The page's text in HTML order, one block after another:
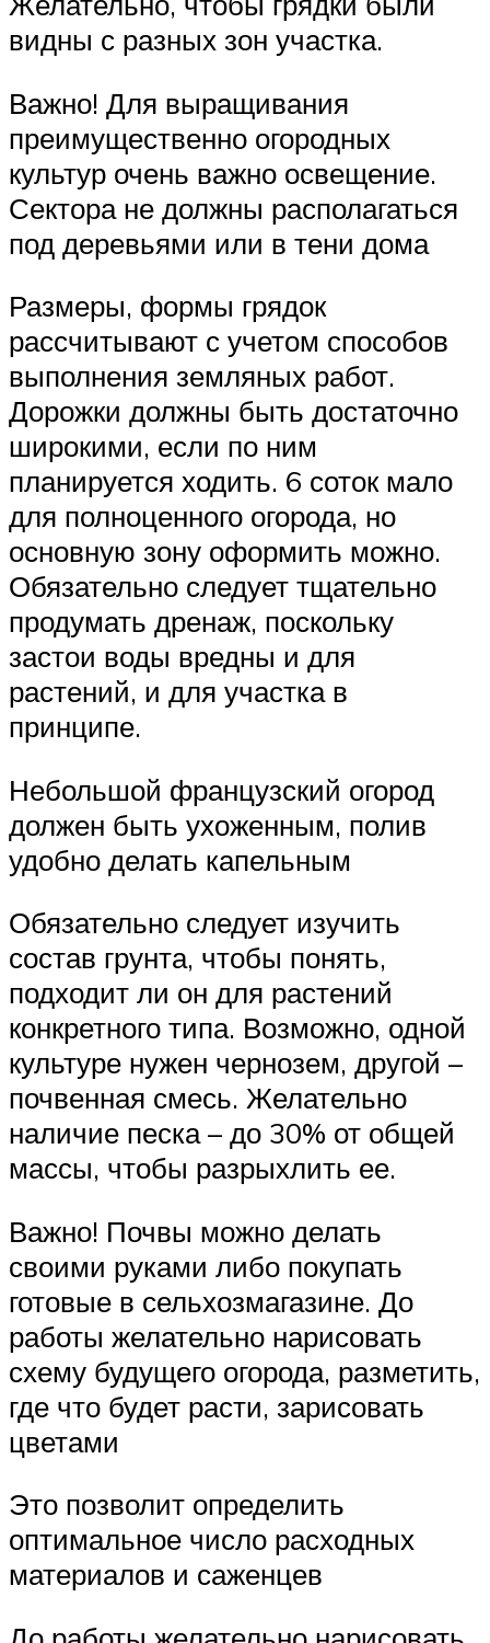
видны с разных зон участка.
Важно! Для выращивания
преимущественно огородных
культур очень важно освещение.
Сектора не должны располагаться
под деревьями или в тени дома
Размеры, формы грядок
рассчитывают с учетом способов
выполнения земляных работ.
Дорожки должны быть достаточно
широкими, если по ним
планируется ходить. 6 соток мало
для полноценного огорода, но
основную зону оформить можно.
Обязательно следует тщательно
продумать дренаж, поскольку
застои воды вредны и для
растений, и для участка в
принципе.
Небольшой французский огород
должен быть ухоженным, полив
удобно делать капельным
Обязательно следует изучить
состав грунта, чтобы понять,
подходит ли он для растений
конкретного типа. Возможно, одной
культуре нужен чернозем, другой –
почвенная смесь. Желательно
наличие песка – до 30% от общей
массы, чтобы разрыхлить ее.
Важно! Почвы можно делать
своими руками либо покупать
готовые в сельхозмагазине. До
работы желательно нарисовать
схему будущего огорода, разметить,
где что будет расти, зарисовать
цветами
Это позволит определить
оптимальное число расходных
материалов и саженцев